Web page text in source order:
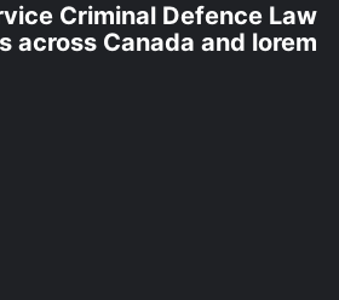
Criminal Defence Law
across Canada and lorem